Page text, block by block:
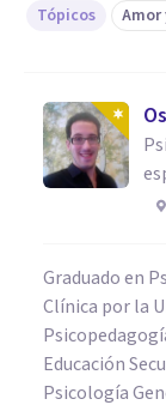
Tópicos Amor
Graduado en
Clínica por la
Educación
Psicología